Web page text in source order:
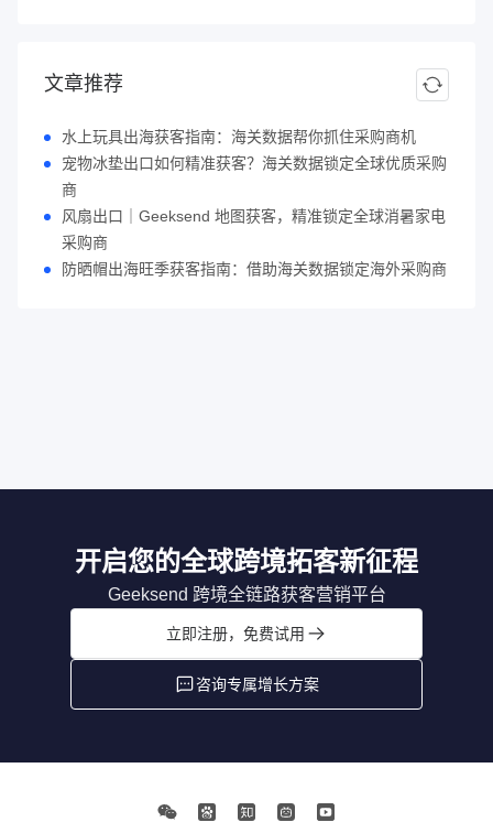
文章推荐
水上玩具出海获客指南：海关数据帮你抓住采购商机
宠物冰垫出口如何精准获客？海关数据锁定全球优质采购
商
风扇出口｜Geeksend 地图获客，精准锁定全球消暑家电
采购商
防晒帽出海旺季获客指南：借助海关数据锁定海外采购商
开启您的全球跨境拓客新征程
Geeksend 跨境全链路获客营销平台
立即注册，免费试用
咨询专属增长方案